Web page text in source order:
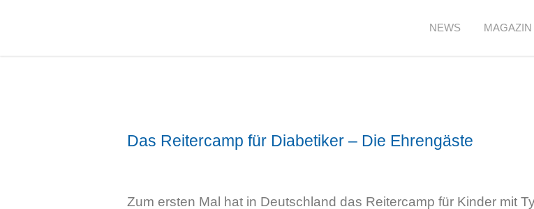
NEWS MAGAZIN
Das Reitercamp für Diabetiker – Die Ehrengäste
Zum ersten Mal hat in Deutschland das Reitercamp für Kinder mit